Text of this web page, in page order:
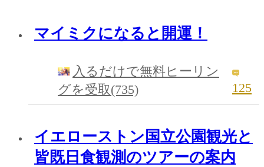
マイミクになると開運！
入るだけで無料ヒーリン
グを受取(735)
125
イエローストン国立公園観光と
皆既日食観測のツアーの案内